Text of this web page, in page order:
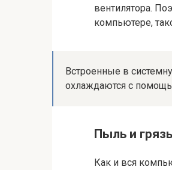
вентилятора.
компьютере,
Встроенные в
охлаждаются с
Пыль и
Как и вся